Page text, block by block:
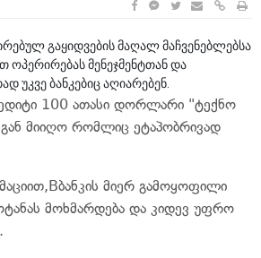
გაყიდვების მაღალ მაჩვენებლებსა
ოპერირებას მენეჯმენტთან და
უკვე ბანკებიც აღიარებენ.
100 ათასი დორლარი "ტექნო
მიიღო რომლიც ეტაპობრივად
მიერ გამოყოფილი
მოხმარდება და კიდევ უფრო